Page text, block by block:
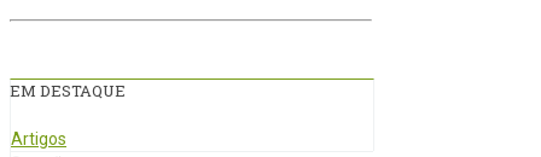
EM DESTAQUE
Artigos